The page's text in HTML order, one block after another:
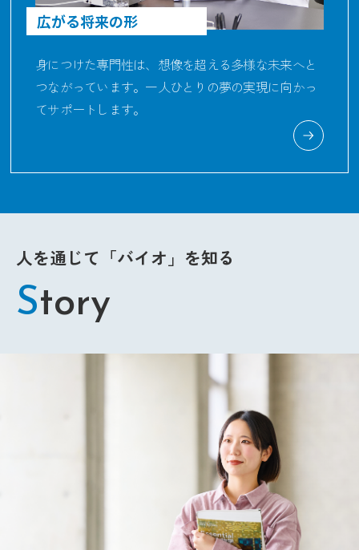
広がる将来の形
身につけた専門性は、想像を超える多様な未来へと
つながっています。一人ひとりの夢の実現に向かっ
てサポートします。
人を通じて「バイオ」を知る
Story